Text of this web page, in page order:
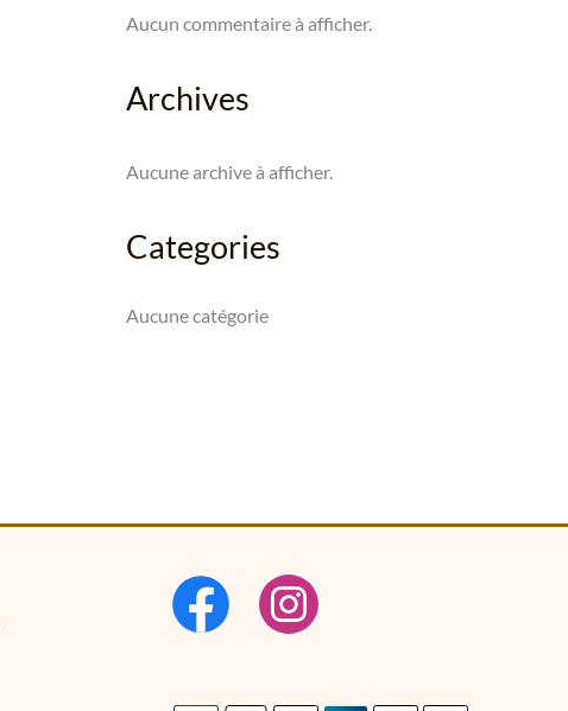
Aucun commentaire à afficher.
Archives
Aucune archive à afficher.
Categories
Aucune catégorie